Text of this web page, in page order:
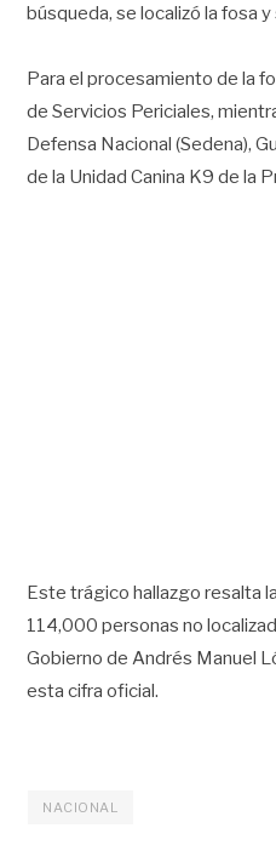
búsqueda, se localizó la fosa
Para el procesamiento de la
de Servicios Periciales,
Defensa Nacional (Sedena),
de la Unidad Canina K9 de la
Este trágico hallazgo resalta
114,000 personas no
Gobierno de Andrés Manuel
esta cifra oficial.
NACIONAL